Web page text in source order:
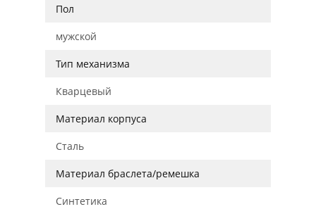
Пол
мужской
Тип механизма
Кварцевый
Материал корпуса
Сталь
Материал браслета/ремешка
Синтетика